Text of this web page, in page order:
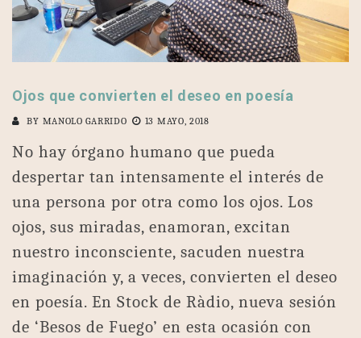
Ojos que convierten el deseo en poesía
BY MANOLO GARRIDO 13 MAYO, 2018
No hay órgano humano que pueda
despertar tan intensamente el interés de
una persona por otra como los ojos. Los
ojos, sus miradas, enamoran, excitan
nuestro inconsciente, sacuden nuestra
imaginación y, a veces, convierten el deseo
en poesía. En Stock de Ràdio, nueva sesión
de ‘Besos de Fuego’ en esta ocasión con